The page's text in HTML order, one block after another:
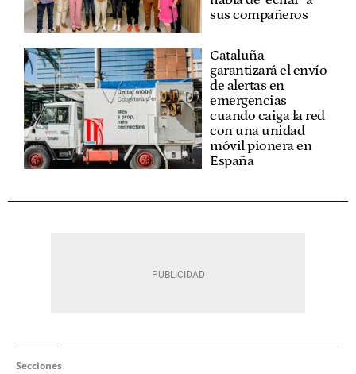
sus compañeros
Cataluña
garantizará el envío
de alertas en
emergencias
cuando caiga la red
con una unidad
móvil pionera en
España
Secciones